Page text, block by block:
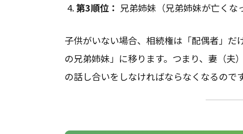
第3順位： 兄弟姉妹（兄弟姉妹が亡くな
子供がいない場合、相続権は「配偶者」だ
の兄弟姉妹」に移ります。つまり、妻（夫
の話し合いをしなければならなくなるのです